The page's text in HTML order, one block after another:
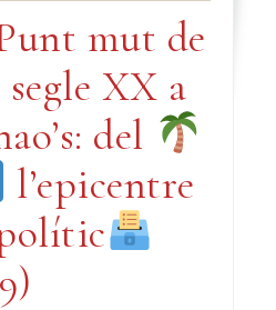
mut de
XX a
del
l’epicentre